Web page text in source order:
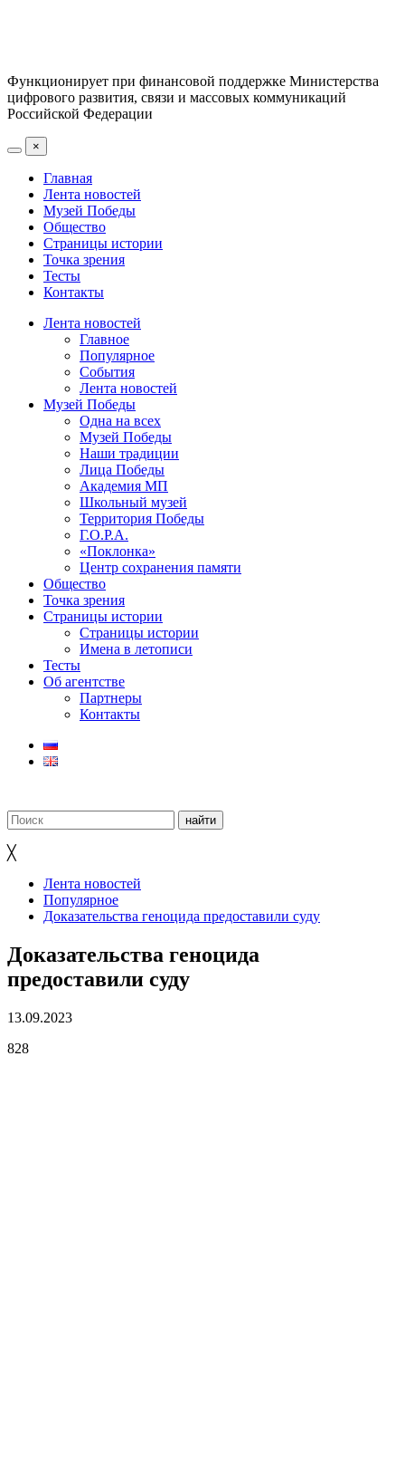
Функционирует при финансовой поддержке Министерства
цифрового развития, связи и массовых коммуникаций
Российской Федерации
×
Главная
Лента новостей
Музей Победы
Общество
Страницы истории
Точка зрения
Тесты
Контакты
Лента новостей
Главное
Популярное
События
Лента новостей
Музей Победы
Одна на всех
Музей Победы
Наши традиции
Лица Победы
Академия МП
Школьный музей
Территория Победы
Г.О.Р.А.
«Поклонка»
Центр сохранения памяти
Общество
Точка зрения
Страницы истории
Страницы истории
Имена в летописи
Тесты
Об агентстве
Партнеры
Контакты
╳
Лента новостей
Популярное
Доказательства геноцида предоставили суду
Доказательства геноцида
предоставили суду
13.09.2023
828